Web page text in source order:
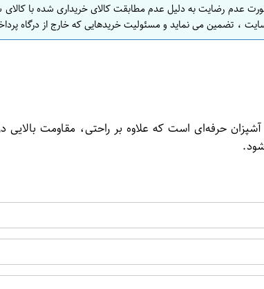
عدم رضایت به دلیل عدم مطابقت کالای خریداری شده با
، تضمین می نماید و مسئولیت خریدهایی که خارج از درگاه
حرفه‌ای است که علاوه بر راحتی، مقاومت بالایی در